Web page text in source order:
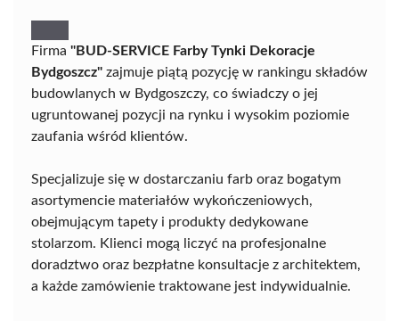
Firma "BUD-SERVICE Farby Tynki Dekoracje
Bydgoszcz" zajmuje piątą pozycję w rankingu składów
budowlanych w Bydgoszczy, co świadczy o jej
ugruntowanej pozycji na rynku i wysokim poziomie
zaufania wśród klientów.
Specjalizuje się w dostarczaniu farb oraz bogatym
asortymencie materiałów wykończeniowych,
obejmującym tapety i produkty dedykowane
stolarzom. Klienci mogą liczyć na profesjonalne
doradztwo oraz bezpłatne konsultacje z architektem,
a każde zamówienie traktowane jest indywidualnie.